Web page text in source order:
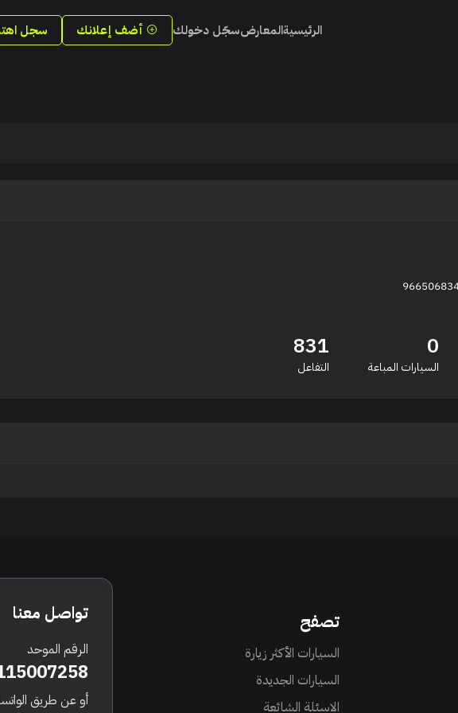
الرئيسيةالمعارضسجّل دخولك أضف إعلانك سجل
0
السيارات المباعة
831
التفاعل
تصفح
السيارات الأكثر زيارة
السيارات الجديدة
الاسئلة الشائعة
تواصل معنا
الرقم الموحد
أو عن طريق